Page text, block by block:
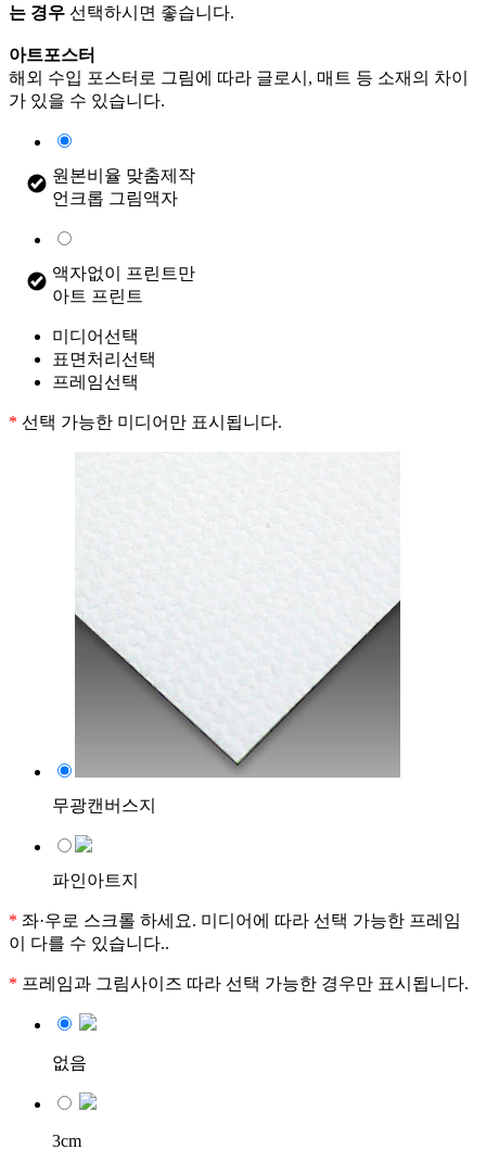
는 경우 선택하시면 좋습니다.
아트포스터
해외 수입 포스터로 그림에 따라 글로시, 매트 등 소재의 차이
가 있을 수 있습니다.
원본비율 맞춤제작
언크롭 그림액자
액자없이 프린트만
아트 프린트
미디어선택
표면처리선택
프레임선택
* 선택 가능한 미디어만 표시됩니다.
무광캔버스지
파인아트지
* 좌·우로 스크롤 하세요. 미디어에 따라 선택 가능한 프레임
이 다를 수 있습니다..
* 프레임과 그림사이즈 따라 선택 가능한 경우만 표시됩니다.
없음
3cm